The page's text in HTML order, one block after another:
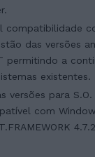
compatibilidade
das versões
permitindo a
existentes.
versões para
com